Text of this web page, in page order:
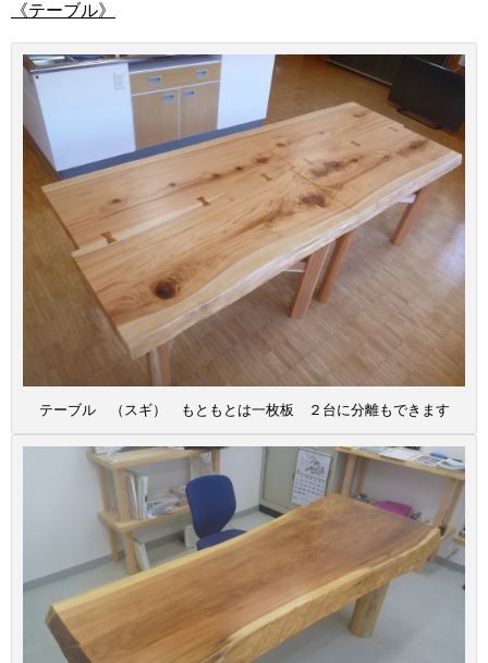
《テーブル》
テーブル （スギ） もともとは一枚板 ２台に分離もできます